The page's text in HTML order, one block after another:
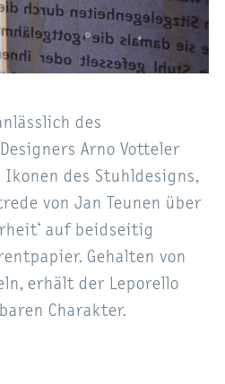
des
Arno Votteler
des Stuhldesigns,
von Jan Teunen über
auf beidseitig
Gehalten von
erhält der Leporello
Charakter.